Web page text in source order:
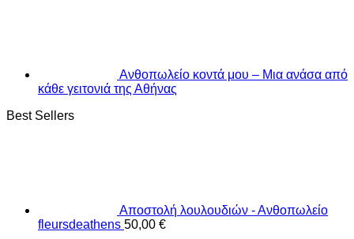
Ανθοπωλείο κοντά μου – Μια ανάσα από
κάθε γειτονιά της Αθήνας
Best Sellers
Αποστολή λουλουδιών - Ανθοπωλείο
fleursdeathens 50,00 €